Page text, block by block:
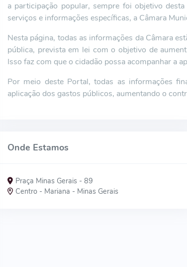
a participação popular, sempre foi objetivo
serviços e informações específicas, a Câmara
Nesta página, todas as informações da Câmara
pública, prevista em lei com o objetivo de
Isso faz com que o cidadão possa acompanhar a
Por meio deste Portal, todas as informações
aplicação dos gastos públicos, aumentando o
Onde Estamos
Praça Minas Gerais - 89
Centro - Mariana - Minas Gerais